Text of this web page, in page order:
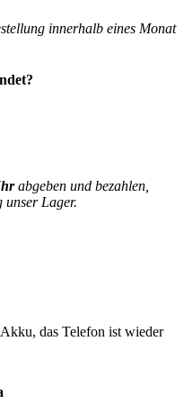
innerhalb eines Monat
abgeben und bezahlen,
unser Lager.
das Telefon ist wieder